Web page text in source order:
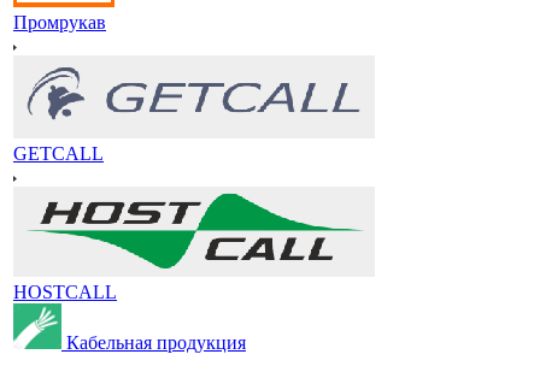
Промрукав
GETCALL
HOSTCALL
Кабельная продукция